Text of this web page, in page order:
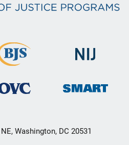
Washington, DC 20531